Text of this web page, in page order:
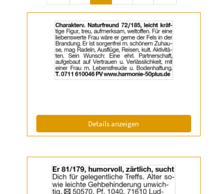
der
Anzeige
2061879
anzeigen
|
Info:
Details anzeigen
der
Anzeige